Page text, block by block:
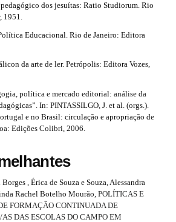
dos jesuítas: Ratio Studiorum. Rio
1951.
Educacional. Rio de Janeiro: Editora
da arte de ler. Petrópolis: Editora Vozes,
política e mercado editorial: análise da
In: PINTASSILGO, J. et al. (orgs.).
e no Brasil: circulação e apropriação de
Edições Colibri, 2006.
, Érica de Souza e Souza, Alessandra
Rachel Botelho Mourão, POLÍTICAS E
FORMAÇÃO CONTINUADA DE
AS DAS ESCOLAS DO CAMPO EM